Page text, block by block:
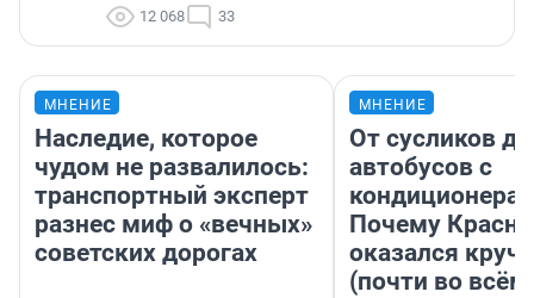
12 068 33
МНЕНИЕ
Наследие, которое
чудом не развалилось:
транспортный эксперт
разнес миф о «вечных»
советских дорогах
МНЕНИЕ
От сусликов до
автобусов с
Почему
оказался
(почти во